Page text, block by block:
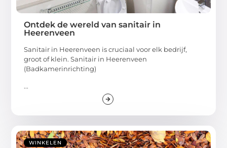
Ontdek de wereld van sanitair in
Heerenveen
Sanitair in Heerenveen is cruciaal voor elk bedrijf,
groot of klein. Sanitair in Heerenveen
(Badkamerinrichting)
...
WINKELEN